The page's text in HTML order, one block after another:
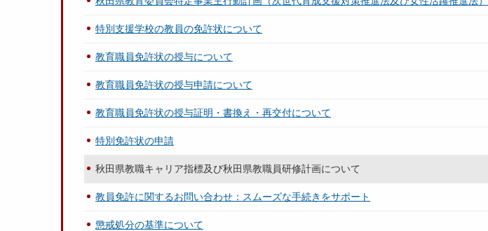
特別支援学校の教員の免許状について
教育職員免許状の授与について
教育職員免許状の授与申請について
教育職員免許状の授与証明・書換え・再交付について
特別免許状の申請
秋田県教職キャリア指標及び秋田県教職員研修計画について
教員免許に関するお問い合わせ：スムーズな手続きをサポート
懲戒処分の基準について